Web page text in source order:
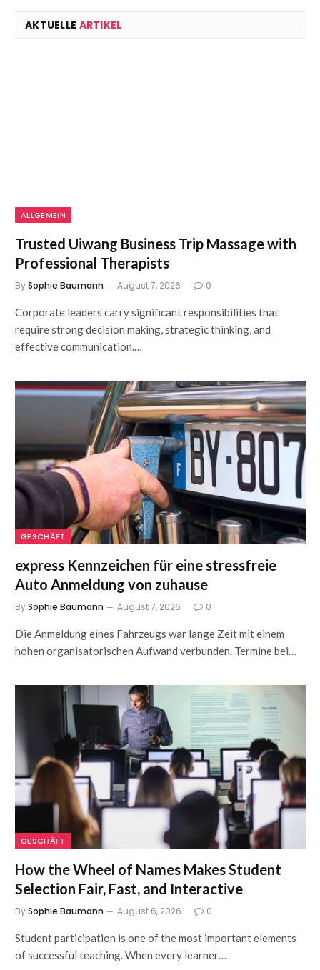
AKTUELLE ARTIKEL
ALLGEMEIN
Trusted Uiwang Business Trip Massage with
Professional Therapists
BySophie Baumann August 7, 2026 0
Corporate leaders carry significant responsibilities that
require strong decision making, strategic thinking, and
effective communication.…
GESCHÄFT
express Kennzeichen für eine stressfreie
Auto Anmeldung von zuhause
BySophie Baumann August 7, 2026 0
Die Anmeldung eines Fahrzeugs war lange Zeit mit einem
hohen organisatorischen Aufwand verbunden. Termine bei…
GESCHÄFT
How the Wheel of Names Makes Student
Selection Fair, Fast, and Interactive
BySophie Baumann August 6, 2026 0
Student participation is one of the most important elements
of successful teaching. When every learner…